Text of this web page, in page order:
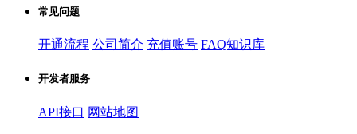
常见问题
开通流程 公司简介 充值账号 FAQ知识库
开发者服务
API接口 网站地图